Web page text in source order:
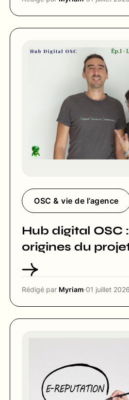
OSC & vie de l’agence
Hub digital OSC
origines du
Rédigé par Myriam·01 juillet 2026